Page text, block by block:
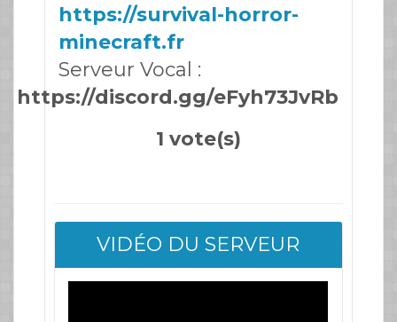
https://survival-horror-
minecraft.fr
Serveur Vocal :
https://discord.gg/eFyh73JvRb
1 vote(s)
VIDÉO DU SERVEUR